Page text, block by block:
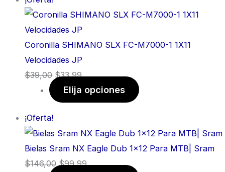
Coronilla SHIMANO SLX FC-M7000-1 1X11
Velocidades JP
$39,00 $33,99
Elija opciones
¡Oferta!
Bielas Sram NX Eagle Dub 1x12 Para MTB| Sram
$146,00 $99,99